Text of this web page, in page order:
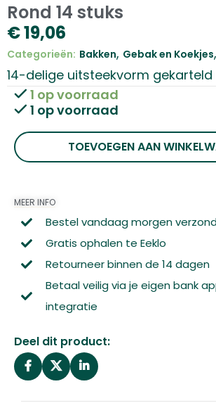
Rond 14 stuks
€19,06
Categorieën: Bakken, Gebak en Koekjes,
14-delige uitsteekvorm gekarteld
1 op voorraad
1 op voorraad
TOEVOEGEN AAN
MEER INFO
Bestel vandaag morgen
Gratis ophalen te Eeklo
Retourneer binnen de 14 dagen
Betaal veilig via je eigen bank
integratie
Deel dit product: